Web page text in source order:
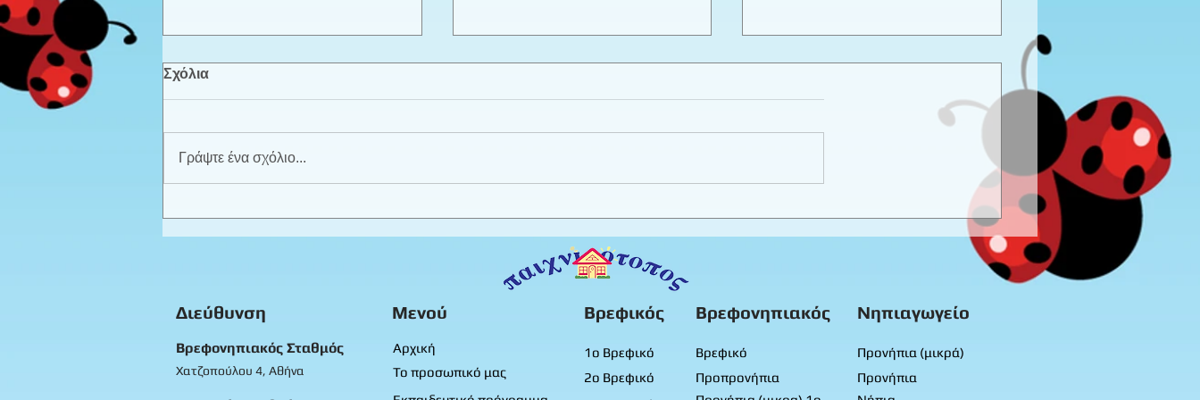
Σχόλια
Γράψτε ένα σχόλιο...
Διεύθυνση
Βρεφονηπιακός Σταθμός
Χατζοπούλου 4, Αθήνα
Μενού Βρεφικός Βρεφονηπιακός Νηπιαγωγείο
Αρχική
Το προσωπικό μας
1ο Βρεφικό
2ο Βρεφικό
Βρεφικό
Προπρονήπια
Προνήπια (μικρά)
Προνήπια